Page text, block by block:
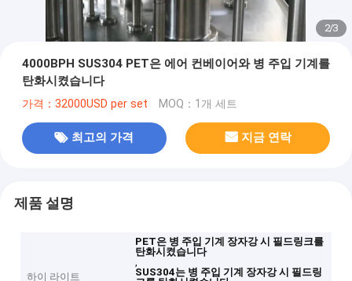
2/3
4000BPH SUS304 PET은 에어 컨베이어와 병 주입 기계를
탄화시켰습니다
가격：32000USD per set MOQ：1개 세트
최고의 가격 지금 연락
제품 설명
하이 라이트
PET은 병 주입 기계 장자강 시 필드링크를
탄화시켰습니다
,
SUS304는 병 주입 기계 장자강 시 필드링